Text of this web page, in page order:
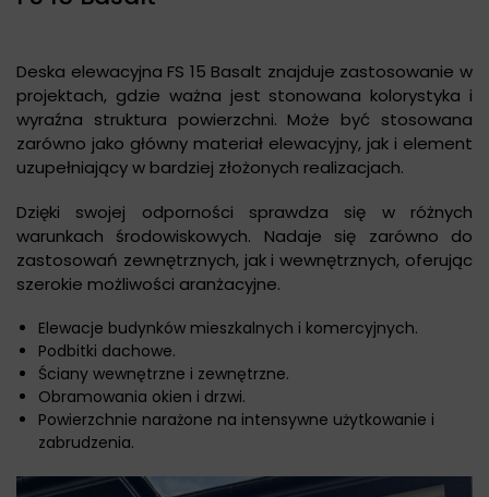
Deska elewacyjna FS 15 Basalt znajduje zastosowanie w
projektach, gdzie ważna jest stonowana kolorystyka i
wyraźna struktura powierzchni. Może być stosowana
zarówno jako główny materiał elewacyjny, jak i element
uzupełniający w bardziej złożonych realizacjach.
Dzięki swojej odporności sprawdza się w różnych
warunkach środowiskowych. Nadaje się zarówno do
zastosowań zewnętrznych, jak i wewnętrznych, oferując
szerokie możliwości aranżacyjne.
Elewacje budynków mieszkalnych i komercyjnych.
Podbitki dachowe.
Ściany wewnętrzne i zewnętrzne.
Obramowania okien i drzwi.
Powierzchnie narażone na intensywne użytkowanie i
zabrudzenia.